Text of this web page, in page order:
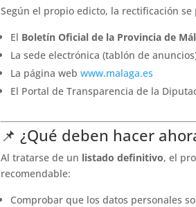
Según el propio edicto, la rectificación se
El Boletín Oficial de la Provincia de
La sede electrónica (tablón de
La página web www.malaga.es
El Portal de Transparencia de la
📌 ¿Qué deben hacer
Al tratarse de un listado definitivo, el
recomendable:
Comprobar que los datos personales